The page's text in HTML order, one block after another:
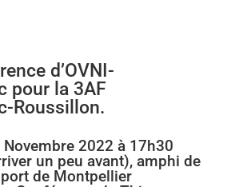
d’OVNI-
pour la 3AF
Roussillon.
2022 à 17h30
un peu avant), amphi de
de Montpellier